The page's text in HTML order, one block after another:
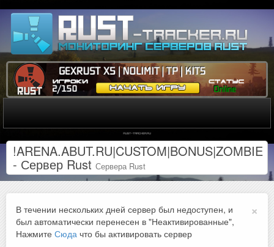
!ARENA.ABUT.RU|CUSTOM|BONUS|ZOMBIE
- Сервер Rust Сервера Rust
×
В течении нескольких дней сервер был недоступен, и
был автоматически перенесен в "Неактивированные",
Нажмите Сюда что бы активировать сервер